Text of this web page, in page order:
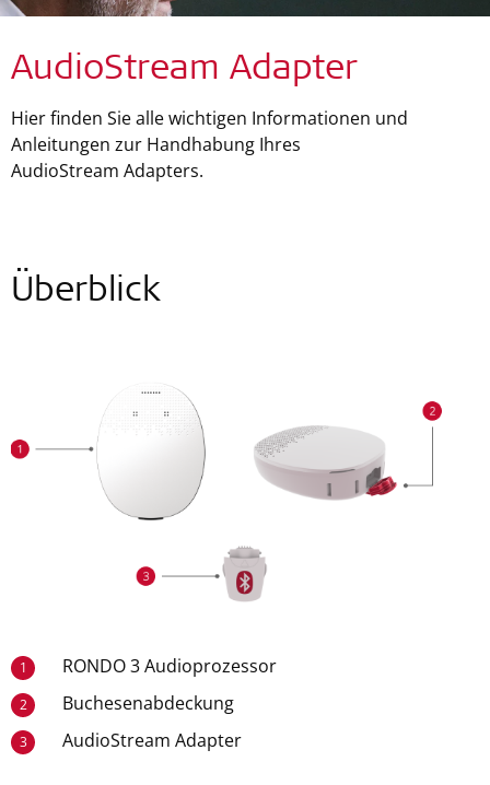
AudioStream Adapter
Hier finden Sie alle wichtigen Informationen und
Anleitungen zur Handhabung Ihres
AudioStream Adapters.
Überblick
1 RONDO 3 Audioprozessor
2 Buchesenabdeckung
3 AudioStream Adapter